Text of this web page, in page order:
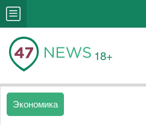
18+
Экономика